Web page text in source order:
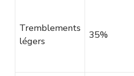
Tremblements
légers
35%